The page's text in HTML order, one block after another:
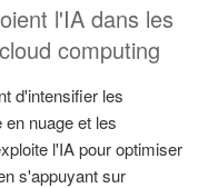
l'IA dans les
computing
d'intensifier les
nuage et les
l'IA pour optimiser
s'appuyant sur